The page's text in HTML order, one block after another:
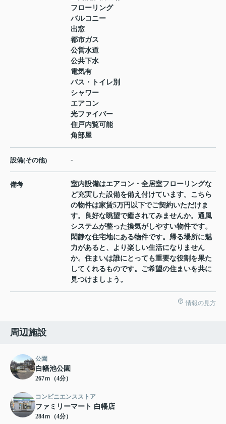
フローリング
バルコニー
出窓
都市ガス
公営水道
公共下水
電気有
バス・トイレ別
シャワー
エアコン
光ファイバー
住戸内覧可能
角部屋
設備(その他) -
備考
室内設備はエアコン・全居室フローリングな
ど充実した設備を備え付けています。こちら
の物件は家賃5万円以下でご契約いただけま
す。良好な眺望で癒されてみませんか。通風
システムが整った換気がしやすい物件です。
閑静な住宅地にある物件です。帰る場所に魅
力があると、より楽しい生活になりません
か。住まいは誰にとっても重要な役割を果た
してくれるものです。ご希望の住まいを共に
見つけましょう。
情報の見方
周辺施設
公園
白幡池公園
267ｍ（4分）
コンビニエンスストア
ファミリーマート 白幡店
284ｍ（4分）